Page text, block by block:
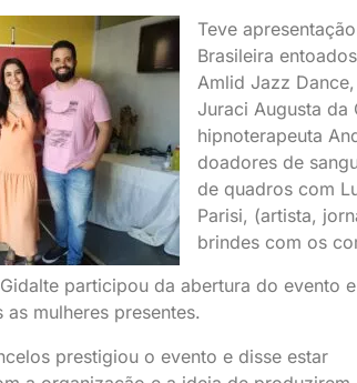
Teve
Brasileira
Amlid Jazz
Juraci Augusta da
hipnoterapeuta
doadores de
de quadros com
Parisi, (artista,
brindes com os
participou da abertura do evento e
mulheres presentes.
prestigiou o evento e disse estar